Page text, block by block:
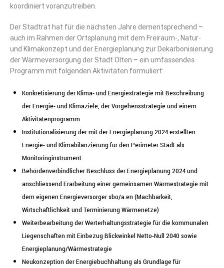
koordiniert voranzutreiben.
Der Stadtrat hat für die nächsten Jahre dementsprechend –
auch im Rahmen der Ortsplanung mit dem Freiraum-, Natur-
und Klimakonzept und der Energieplanung zur Dekarbonisierung
der Wärmeversorgung der Stadt Olten – ein umfassendes
Programm mit folgenden Aktivitäten formuliert:
Konkretisierung der Klima- und Energiestrategie mit Beschreibung
der Energie- und Klimaziele, der Vorgehensstrategie und einem
Aktivitätenprogramm
Institutionalisierung der mit der Energieplanung 2024 erstellten
Energie- und Klimabilanzierung für den Perimeter Stadt als
Monitoringinstrument
Behördenverbindlicher Beschluss der Energieplanung 2024 und
anschliessend Erarbeitung einer gemeinsamen Wärmestrategie mit
dem eigenen Energieversorger sbo/a.en (Machbarkeit,
Wirtschaftlichkeit und Terminierung Wärmenetze)
Weiterbearbeitung der Werterhaltungsstrategie für die kommunalen
Liegenschaften mit Einbezug Blickwinkel Netto-Null 2040 sowie
Energieplanung/Wärmestrategie
Neukonzeption der Energiebuchhaltung als Grundlage für